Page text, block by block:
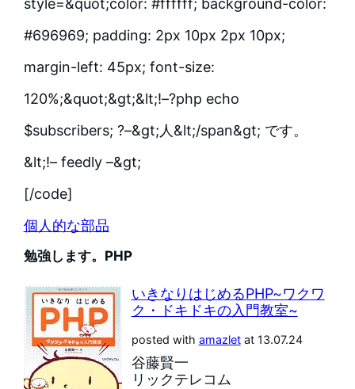
style=&quot;color: #ffffff; background-color:
#696969; padding: 2px 10px 2px 10px;
margin-left: 45px; font-size:
120%;&quot;&gt;&lt;!–?php echo
$subscribers; ?–&gt;人&lt;/span&gt; です。
&lt;!– feedly –&gt;
[/code]
個人的な部品
勉強します。PHP
いきなりはじめるPHP~ワクワ
ク・ドキドキの入門教室~
posted with amazletat 13.07.24
谷藤賢一
リックテレコム